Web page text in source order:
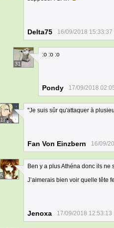
Delta75 16/09/2018 15:33:37
31
:o :o :o
Pondy 17/09/2018
17
"Je suis sûr qu'attaquer à
Fan Von Einzbern 16/09/
5
Ben y a plus Athéna donc ils
J’aimerais bien voir quelle tête
Jenoxa 17/09/2018 12:53:13